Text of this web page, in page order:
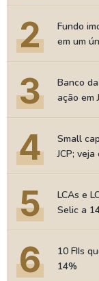
2
Fundo
em um
3
Banco
ação em
4
Small
JCP;
5
LCAs e
Selic a
6
10 FIIs
14%